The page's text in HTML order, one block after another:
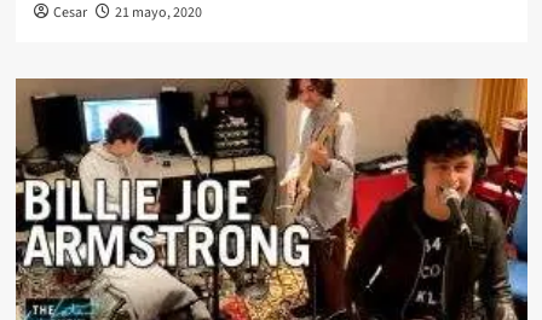
Cesar 21 mayo, 2020